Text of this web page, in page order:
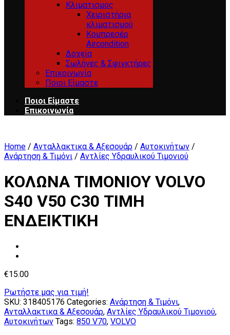
Κλιματισμος
Χειριστήρια
κλιματισμού
Κομπρεσέρ
Aircondition
Δοχεία
Σωλήνες & Σφιγκτήρες
Επικοινωνία
Ποιοι Είμαστε
Ποιοι Είμαστε
Επικοινωνία
Home / Ανταλλακτικα & Αξεσουάρ / Αυτοκινήτων /
Ανάρτηση & Τιμόνι / Αντλίες Υδραυλικού Τιμονιού
ΚΟΛΩΝΑ ΤΙΜΟΝΙΟΥ VOLVO
S40 V50 C30 ΤΙΜΗ
ΕΝΔΕΙΚΤΙΚΗ
€15.00
Ρωτήστε μας για τιμή!
SKU: 318405176 Categories: Ανάρτηση & Τιμόνι,
Ανταλλακτικα & Αξεσουάρ, Αντλίες Υδραυλικού Τιμονιού,
Αυτοκινήτων Tags: 850 V70, VOLVO